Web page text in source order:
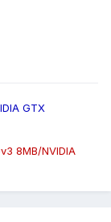
GTX
8MB/NVIDIA